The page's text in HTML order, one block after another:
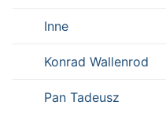
Inne
Konrad Wallenrod
Pan Tadeusz